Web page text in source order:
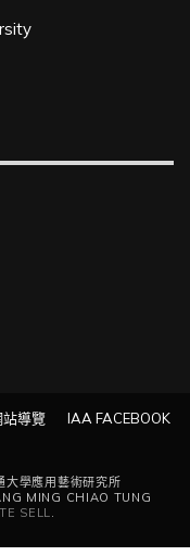
學應用藝術研究所
MING CHIAO TUNG
SELL
站導覽
IAA FACEBOOK